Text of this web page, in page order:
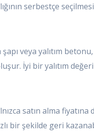
serbestçe
şapı veya yalıtım
İyi bir yalıtım
satın alma
bir şekilde geri